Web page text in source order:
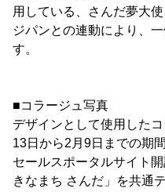
用している、さんだ夢大
ジパンとの連動により、
す。
■コラージュ写真
デザインとして使用した
13日から2月9日までの期
セールスポータルサイト
きなまち さんだ」を共通